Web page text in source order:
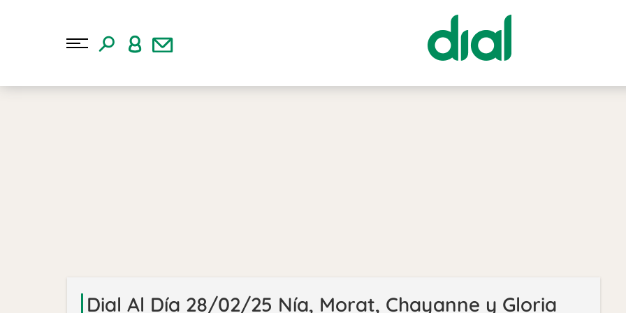
Dial Al Día 28/02/25 Nía, Morat, Chayanne y Gloria